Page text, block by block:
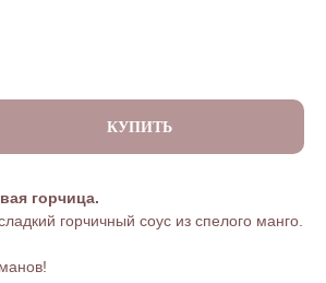
КУПИТЬ
горчица.
горчичный соус из спелого манго.